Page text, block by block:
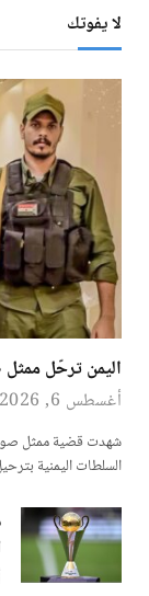
لا يفوتك
اليمن ترحّل ممثل
أغسطس 6, 2026
شهدت قضية ممثل
السلطات اليمنية